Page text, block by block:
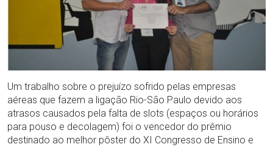
Um trabalho sobre o prejuízo sofrido pelas empresas
aéreas que fazem a ligação Rio-São Paulo devido aos
atrasos causados pela falta de slots (espaços ou horários
para pouso e decolagem) foi o vencedor do prêmio
destinado ao melhor pôster do XI Congresso de Ensino e